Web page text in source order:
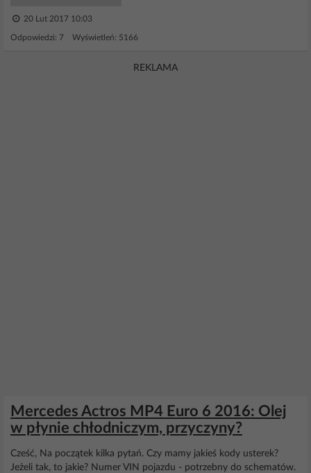
20 Lut 2017 10:03
Odpowiedzi: 7 Wyświetleń: 5166
REKLAMA
Mercedes Actros MP4 Euro 6 2016: Olej
w płynie chłodniczym, przyczyny?
Cześć, Na początek kilka pytań. Czy mamy jakieś kody usterek?
Jeżeli tak, to jakie? Numer VIN pojazdu - potrzebny do schematów.